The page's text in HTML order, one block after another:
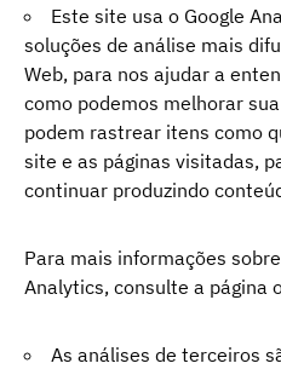
Este site usa o Google
soluções de análise mais
Web, para nos ajudar a
como podemos melhorar
podem rastrear itens como
site e as páginas visitadas,
continuar produzindo
Para mais informações
Analytics, consulte a página
As análises de terceiros